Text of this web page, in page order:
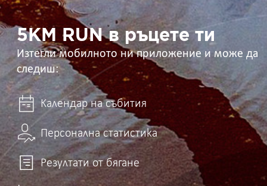
в
ръцете
ти 5KM RUN в ръцете ти
Изтегли мобилното ни приложение и може да
следиш:
Календар на събития
Персонална статистика
Резултати от бягане